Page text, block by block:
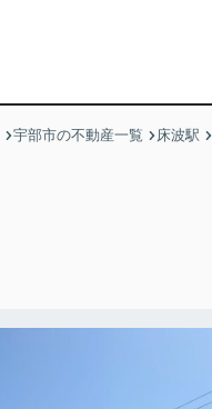
宇部市の不動産一覧 床波駅